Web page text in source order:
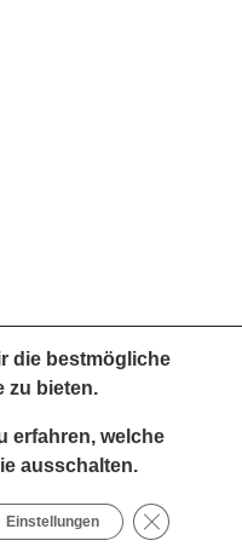
die bestmögliche
zu bieten.
erfahren, welche
ausschalten.
Einstellungen GDPR